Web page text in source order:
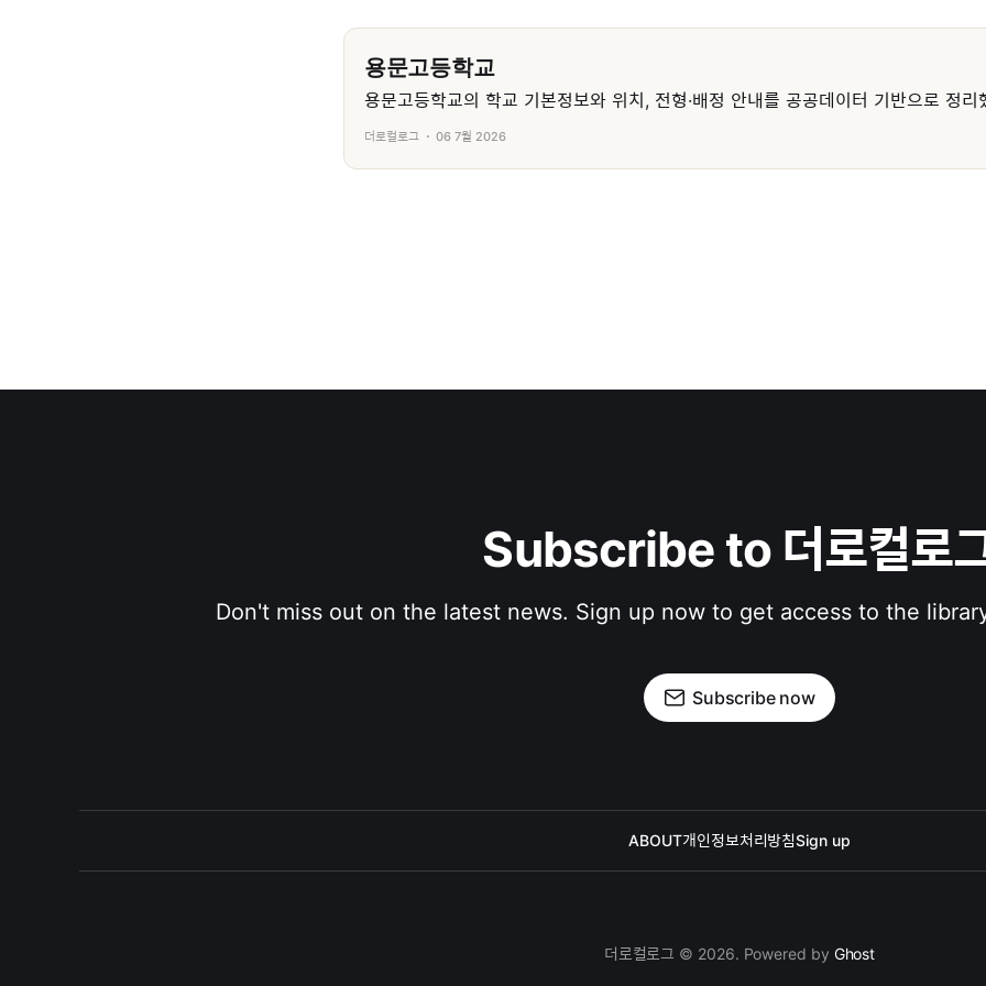
용문고등학교
용문고등학교의 학교 기본정보와 위치, 전형·배정 안내를 공공데이터 기반으로 정리
더로컬로그 06 7월 2026
Subscribe to 더로컬로
Don't miss out on the latest news. Sign up now to get access to the
Subscribe now
ABOUT개인정보처리방침Sign up
더로컬로그 © 2026. Powered by Ghost